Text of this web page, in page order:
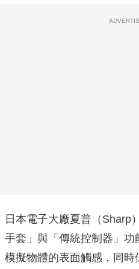
日本電子大廠夏普（Sharp
手套」與「傳統控制器」
模擬物體的表面觸感，同